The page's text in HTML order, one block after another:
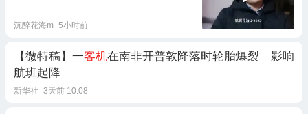
沉醉花海m 5小时前
【微特稿】一客机在南非开普敦降落时轮胎爆裂 影响
航班起降
新华社 3天前 10:08